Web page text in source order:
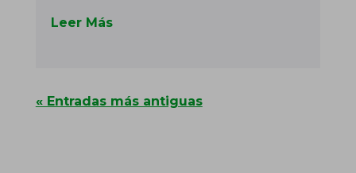
Leer Más
« Entradas más antiguas